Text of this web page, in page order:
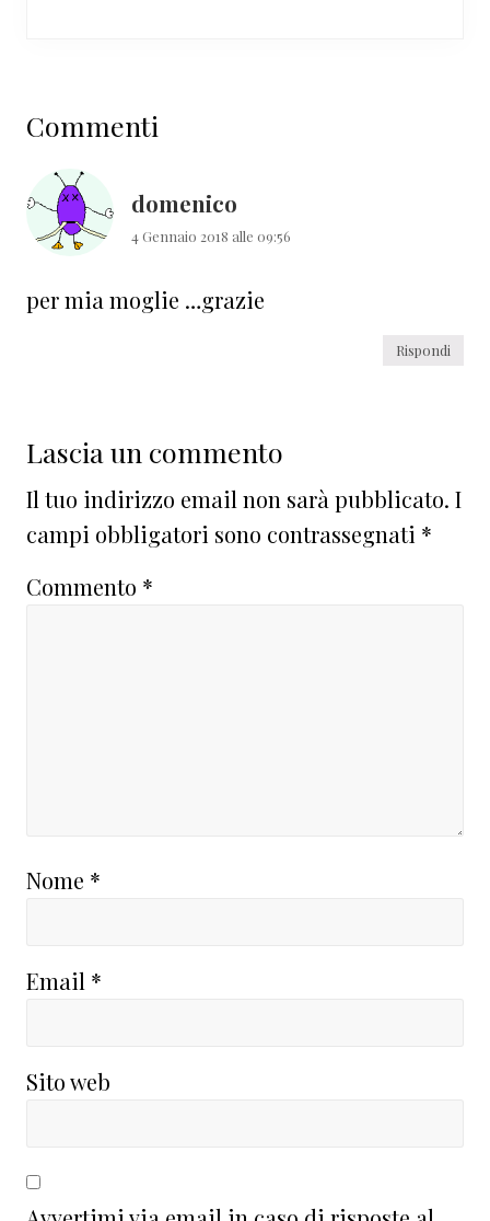
del
lettore
Commenti
domenico
4 Gennaio 2018 alle 09:56
per mia moglie …grazie
Rispondi
Lascia un commento
Il tuo indirizzo email non sarà pubblicato. I
campi obbligatori sono contrassegnati *
Commento *
Nome *
Email *
Sito web